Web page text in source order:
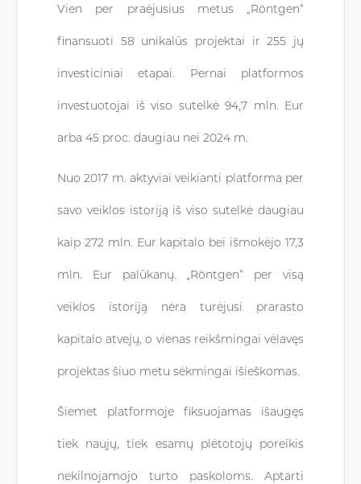
Vien per praėjusius metus „Röntgen“
finansuoti 58 unikalūs projektai ir 255 jų
investiciniai etapai. Pernai platformos
investuotojai iš viso sutelkė 94,7 mln. Eur
arba 45 proc. daugiau nei 2024 m.
Nuo 2017 m. aktyviai veikianti platforma per
savo veiklos istoriją iš viso sutelkė daugiau
kaip 272 mln. Eur kapitalo bei išmokėjo 17,3
mln. Eur palūkanų. „Röntgen“ per visą
veiklos istoriją nėra turėjusi prarasto
kapitalo atvejų, o vienas reikšmingai vėlavęs
projektas šiuo metu sėkmingai išieškomas.
Šiemet platformoje fiksuojamas išaugęs
tiek naujų, tiek esamų plėtotojų poreikis
nekilnojamojo turto paskoloms. Aptarti